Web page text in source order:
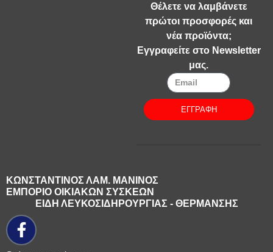
Θέλετε να λαμβάνετε
πρώτοι προσφορές και
νέα προϊόντα;
Εγγραφείτε στο Newsletter
μας.
ΕΓΓΡΑΦΗ
ΚΩΝΣΤΑΝΤΙΝΟΣ ΛΑΜ. ΜΑΝΙΝΟΣ
ΕΜΠΟΡΙΟ ΟΙΚΙΑΚΩΝ ΣΥΣΚΕΩΝ
ΕΙΔΗ ΛΕΥΚΟΣΙΔΗΡΟΥΡΓΙΑΣ - ΘΕΡΜΑΝΣΗΣ